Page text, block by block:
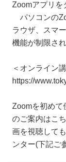
Zoomアプリを
パソコンの
ラウザ、スマ
機能が制限さ
＜オンライン
https://
Zoomを初めて
のご案内はこ
画を視聴して
ンター(下記ご